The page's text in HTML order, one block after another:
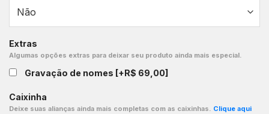
Extras
Algumas opções extras para deixar seu produto ainda mais especial.
Gravação de nomes [+R$ 69,00]
Caixinha
Deixe suas alianças ainda mais completas com as caixinhas. Clique aqui